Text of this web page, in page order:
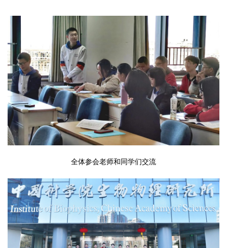
全体参会老师和同学们交流